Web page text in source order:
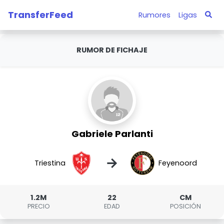
TransferFeed Rumores Ligas
RUMOR DE FICHAJE
Gabriele Parlanti
Triestina → Feyenoord
1.2M
PRECIO
22
EDAD
CM
POSICIÓN